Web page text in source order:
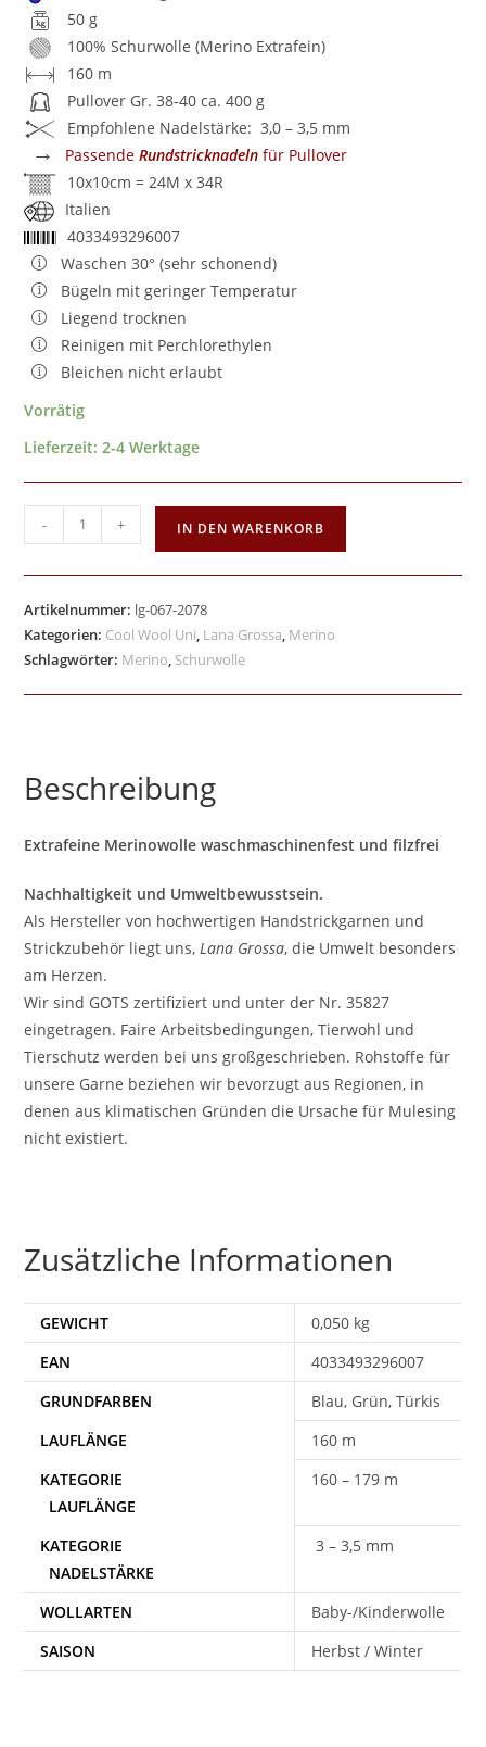
50 g
100% Schurwolle (Merino Extrafein)
160 m
Pullover Gr. 38-40 ca. 400 g
Empfohlene Nadelstärke: 3,0 – 3,5 mm
→ PassendeRundstricknadeln für Pullover
10x10cm = 24M x 34R
Italien
4033493296007
Waschen 30° (sehr schonend)
Bügeln mit geringer Temperatur
Liegend trocknen
Reinigen mit Perchlorethylen
Bleichen nicht erlaubt
Vorrätig
Lieferzeit:2-4 Werktage
- + IN DEN WARENKORB
Artikelnummer: lg-067-2078
Kategorien: Cool Wool Uni, Lana Grossa, Merino
Schlagwörter: Merino, Schurwolle
Beschreibung
Extrafeine Merinowolle waschmaschinenfest und filzfrei
Nachhaltigkeit und Umweltbewusstsein.
Als Hersteller von hochwertigen Handstrickgarnen und
Strickzubehör liegt uns,Lana Grossa, die Umwelt besonders
am Herzen.
Wir sind GOTS zertifiziert und unter der Nr. 35827
eingetragen. Faire Arbeitsbedingungen, Tierwohl und
Tierschutz werden bei uns großgeschrieben. Rohstoffe für
unsere Garne beziehen wir bevorzugt aus Regionen, in
denen aus klimatischen Gründen die Ursache für Mulesing
nicht existiert.
Zusätzliche Informationen
GEWICHT
0,050 kg
EAN
4033493296007
Blau, Grün, Türkis
160 m
160 – 179 m
3 – 3,5 mm
WOLLARTEN
Baby-/Kinderwolle
SAISON
Herbst / Winter